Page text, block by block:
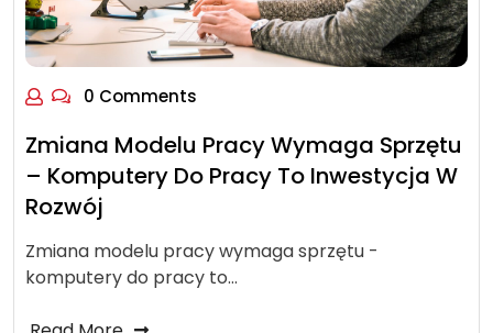
0 Comments
Zmiana Modelu Pracy Wymaga Sprzętu
– Komputery Do Pracy To Inwestycja W
Rozwój
Zmiana modelu pracy wymaga sprzętu -
komputery do pracy to…